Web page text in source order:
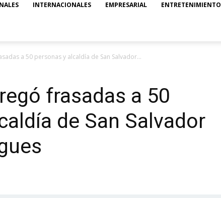
INTERNACIONALES EMPRESARIAL ENTRETENIMIENTO
a 50 personas y alcaldía de San Salvador...
frasadas a 50
de San Salvador